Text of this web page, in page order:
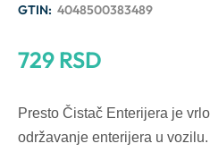
GTIN: 4048500383489
729RSD
Presto Čistač Enterijera je
održavanje enterijera u